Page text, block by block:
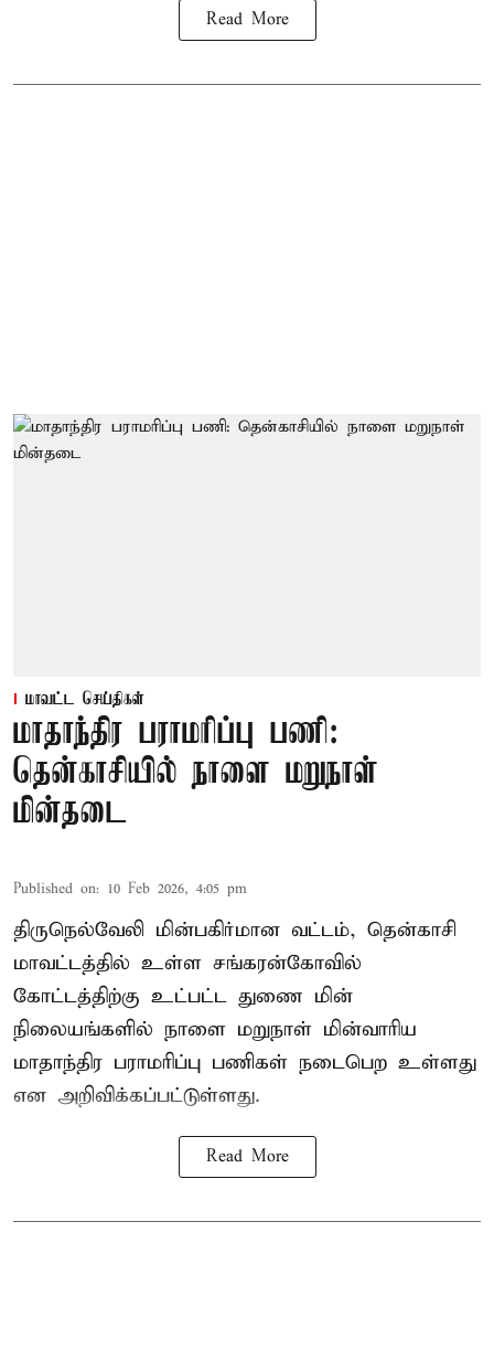
Read More
மாவட்ட செய்திகள்
மாதாந்திர பராமரிப்பு பணி:
தென்காசியில் நாளை மறுநாள்
மின்தடை
Published on: 10 Feb 2026, 4:05 pm
திருநெல்வேலி மின்பகிர்மான வட்டம், தென்காசி
மாவட்டத்தில் உள்ள சங்கரன்கோவில்
கோட்டத்திற்கு உட்பட்ட துணை மின்
நிலையங்களில் நாளை மறுநாள் மின்வாரிய
மாதாந்திர பராமரிப்பு பணிகள் நடைபெற உள்ளது
என அறிவிக்கப்பட்டுள்ளது.
Read More